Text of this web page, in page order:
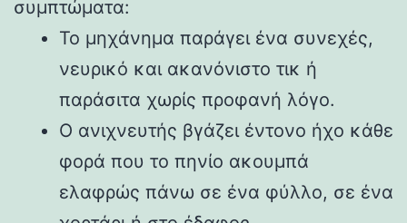
συμπτώματα:
Το μηχάνημα παράγει ένα συνεχές,
νευρικό και ακανόνιστο τικ ή
παράσιτα χωρίς προφανή λόγο.
Ο ανιχνευτής βγάζει έντονο ήχο κάθε
φορά που το πηνίο ακουμπά
ελαφρώς πάνω σε ένα φύλλο, σε ένα